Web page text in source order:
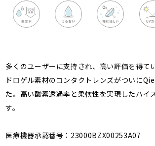
多くのユーザーに支持され、高い評価を得て
ドロゲル素材のコンタクトレンズがついに
た。高い酸素透過率と柔軟性を実現したハイ
す。
医療機器承認番号：23000BZX00253A07